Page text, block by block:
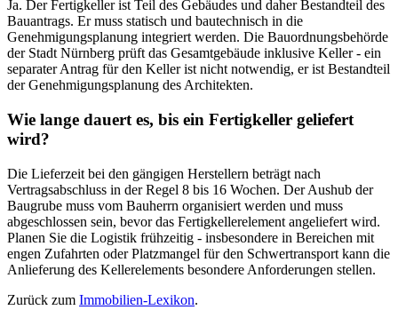
Ja. Der Fertigkeller ist Teil des Gebäudes und daher Bestandteil des
Bauantrags. Er muss statisch und bautechnisch in die
Genehmigungsplanung integriert werden. Die Bauordnungsbehörde
der Stadt Nürnberg prüft das Gesamtgebäude inklusive Keller - ein
separater Antrag für den Keller ist nicht notwendig, er ist Bestandteil
der Genehmigungsplanung des Architekten.
Wie lange dauert es, bis ein Fertigkeller geliefert
wird?
Die Lieferzeit bei den gängigen Herstellern beträgt nach
Vertragsabschluss in der Regel 8 bis 16 Wochen. Der Aushub der
Baugrube muss vom Bauherrn organisiert werden und muss
abgeschlossen sein, bevor das Fertigkellerelement angeliefert wird.
Planen Sie die Logistik frühzeitig - insbesondere in Bereichen mit
engen Zufahrten oder Platzmangel für den Schwertransport kann die
Anlieferung des Kellerelements besondere Anforderungen stellen.
Zurück zum Immobilien-Lexikon.